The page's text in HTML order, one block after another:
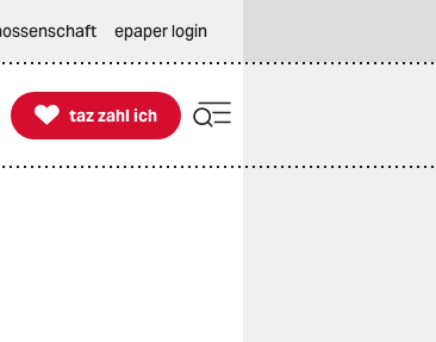
epaper login

taz zahl ich
taz zahl ich